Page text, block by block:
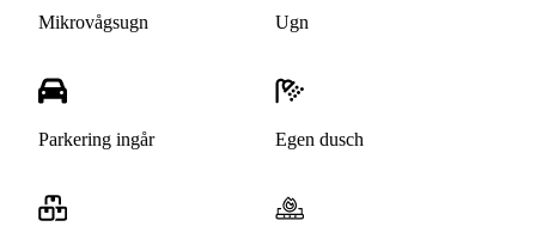
Mikrovågsugn Ugn
Parkering ingår Egen dusch